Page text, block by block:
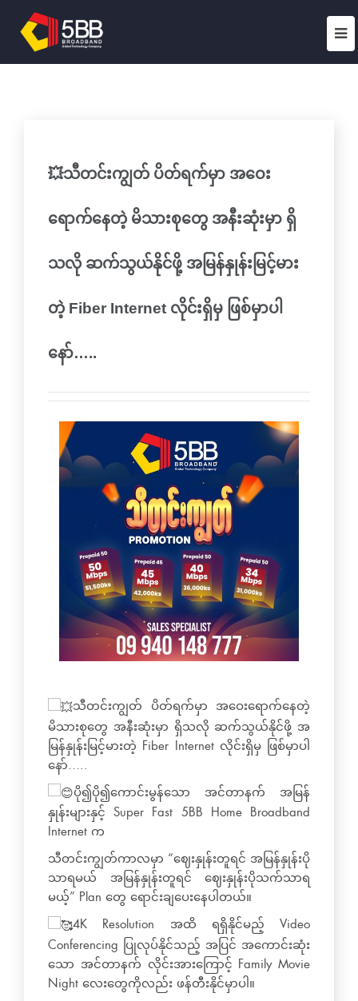
💥သီတင်းကျွတ် ပိတ်ရက်မှာ အဝေး
ရောက်နေတဲ့ မိသားစုတွေ အနီးဆုံးမှာ ရှိ
သလို ဆက်သွယ်နိုင်ဖို့ အမြန်နှုန်းမြင့်မား
တဲ့ Fiber Internet လိုင်းရှိမှ ဖြစ်မှာပါ
နော်…..
သီတင်းကျွတ် ပိတ်ရက်မှာ အဝေးရောက်နေတဲ့
မိသားစုတွေ အနီးဆုံးမှာ ရှိသလို ဆက်သွယ်နိုင်ဖို့ အ
မြန်နှုန်းမြင့်မားတဲ့ Fiber Internet လိုင်းရှိမှ ဖြစ်မှာပါ
နော်…..
ပို၍ပို၍ကောင်းမွန်သော အင်တာနက် အမြန်
နှုန်းများနှင့် Super Fast 5BB Home Broadband
Internet က
သီတင်းကျွတ်ကာလမှာ “ဈေးနှုန်းတူရင် အမြန်နှုန်းပို
သာရမယ် အမြန်နှုန်းတူရင် ဈေးနှုန်းပိုသက်သာရ
မယ့်” Plan တွေ ရောင်းချပေးနေပါတယ်။
4K Resolution အထိ ရရှိနိုင်မည့် Video
Conferencing ပြုလုပ်နိုင်သည့် အပြင် အကောင်းဆုံး
သော အင်တာနက် လိုင်းအားကြောင့် Family Movie
Night လေးတွေကိုလည်း ဖန်တီးနိုင်မှာပါ။